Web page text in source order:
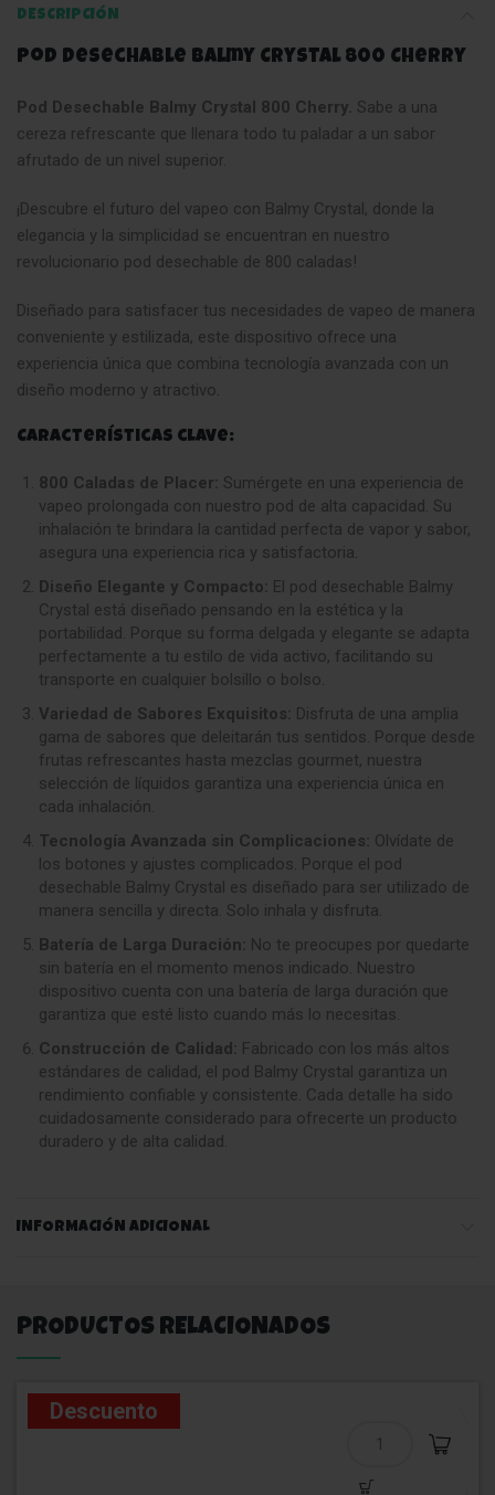
DESCRIPCIÓN
Pod Desechable Balmy Crystal 800 Cherry
Pod Desechable Balmy Crystal 800 Cherry. Sabe a una
cereza refrescante que llenara todo tu paladar a un sabor
afrutado de un nivel superior.
¡Descubre el futuro del vapeo con Balmy Crystal, donde la
elegancia y la simplicidad se encuentran en nuestro
revolucionario pod desechable de 800 caladas!
Diseñado para satisfacer tus necesidades de vapeo de manera
conveniente y estilizada, este dispositivo ofrece una
experiencia única que combina tecnología avanzada con un
diseño moderno y atractivo.
Características clave:
800 Caladas de Placer: Sumérgete en una experiencia de
vapeo prolongada con nuestro pod de alta capacidad. Su
inhalación te brindara la cantidad perfecta de vapor y sabor,
asegura una experiencia rica y satisfactoria.
Diseño Elegante y Compacto:
El pod desechable Balmy
Crystal está diseñado pensando en la estética y la
portabilidad. Porque su forma delgada y elegante se adapta
perfectamente a tu estilo de vida activo, facilitando su
transporte en cualquier bolsillo o bolso.
Variedad de Sabores Exquisitos:
Disfruta de una amplia
gama de sabores que deleitarán tus sentidos. Porque desde
frutas refrescantes hasta mezclas gourmet, nuestra
selección de líquidos garantiza una experiencia única en
cada inhalación.
Tecnología Avanzada sin Complicaciones: Olvídate de
los botones y ajustes complicados. Porque el pod
desechable Balmy Crystal es diseñado para ser utilizado de
manera sencilla y directa. Solo inhala y disfruta.
Batería de Larga Duración:
No te preocupes por quedarte
sin batería en el momento menos indicado. Nuestro
dispositivo cuenta con una batería de larga duración que
garantiza que esté listo cuando más lo necesitas.
Construcción de Calidad:
Fabricado con los más altos
estándares de calidad, el pod Balmy Crystal garantiza un
rendimiento confiable y consistente. Cada detalle ha sido
cuidadosamente considerado para ofrecerte un producto
duradero y de alta calidad.
INFORMACIÓN ADICIONAL
PRODUCTOS RELACIONADOS
Descuento